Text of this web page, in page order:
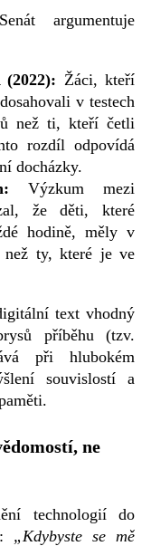
argumentuje
Žáci, kteří
v testech
než ti, kteří četli
rozdíl odpovídá
docházky.
Výzkum mezi
že děti, které
hodině, měly v
než ty, které je ve
text vhodný
příběhu (tzv.
při hlubokém
souvislostí a
ne
technologií do
„Kdybyste se mě